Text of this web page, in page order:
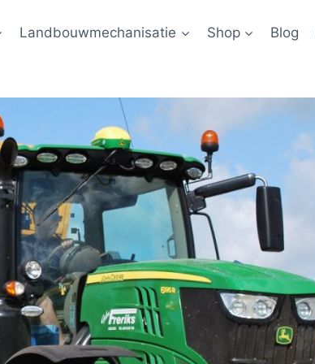
Landbouwmechanisatie Shop Blog